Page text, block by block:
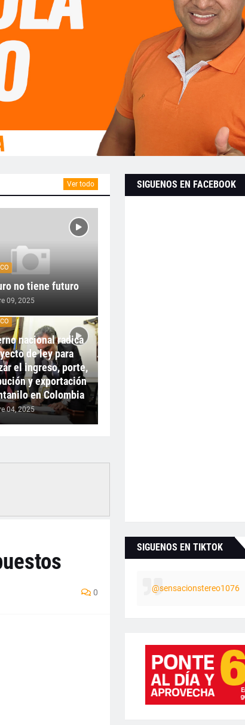
Ver todo
no tiene futuro
09, 2025
nacional radica
de ley para
el ingreso, porte,
y exportación
en Colombia
04, 2025
0
SIGUENOS EN FACEBOOK
SIGUENOS EN TIKTOK
@sensacionstereo1076